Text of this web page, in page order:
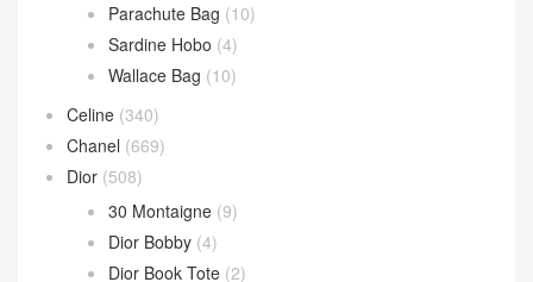
Parachute Bag (10)
Sardine Hobo (4)
Wallace Bag (10)
Celine (340)
Chanel (669)
Dior (508)
30 Montaigne (9)
Dior Bobby (4)
Dior Book Tote (2)